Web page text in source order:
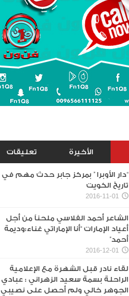
الأخيرة تعليقات
“دار الأوبرا ” بمركز جابر حدث مهم في
تاريخ الكويت
2016-11-01
الشاعر أحمد الفلاسي ملحناً من أجل
أعياد الإمارات “أنا الإماراتي غناء:وديمة
أحمد”
2016-12-01
لقاء نادر قبل الشهرة مع الإعلامية
الراحلة بسمة سعيد الزهراني : عبادي
الجوهر خالي ولم أحصل على نصيبي